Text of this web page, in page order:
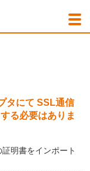
タにて SSL通信
る必要はありま
明書をインポート